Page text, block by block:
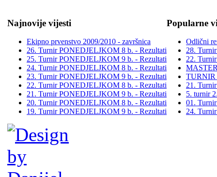
Najnovije vijesti
Ekipno prvenstvo 2009/2010 - završnica
26. Turnir PONEDJELJKOM 8 b. - Rezultati
25. Turnir PONEDJELJKOM 9 b. - Rezultati
24. Turnir PONEDJELJKOM 8 b. - Rezultati
23. Turnir PONEDJELJKOM 9 b. - Rezultati
22. Turnir PONEDJELJKOM 8 b. - Rezultati
21. Turnir PONEDJELJKOM 9 b. - Rezultati
20. Turnir PONEDJELJKOM 8 b. - Rezultati
19. Turnir PONEDJELJKOM 9 b. - Rezultati
Popularne
Odlični
28.
22.
TURNIR
21.
5. turnir
01.
24.